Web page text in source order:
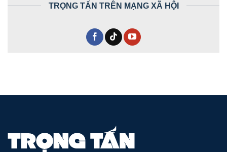
TRỌNG TẤN TRÊN MẠNG XÃ HỘI